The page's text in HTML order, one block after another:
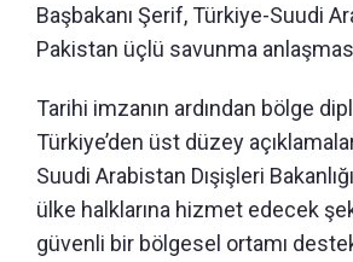
Başbakanı Şerif, Türkiye-Suudi
Pakistan üçlü savunma
Tarihi imzanın ardından bölge
Türkiye’den üst düzey
Suudi Arabistan Dışişleri
ülke halklarına hizmet edecek
güvenli bir bölgesel ortamı